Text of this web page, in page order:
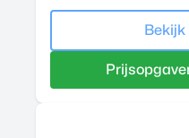
Bekijk